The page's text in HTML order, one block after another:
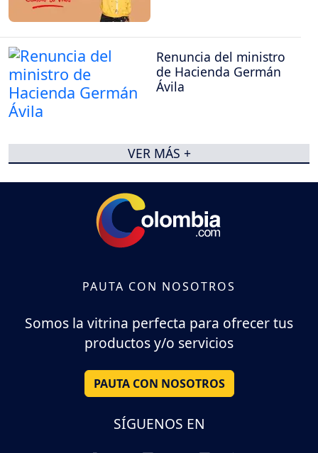
Renuncia del ministro
de Hacienda Germán
Ávila
VER MÁS +
PAUTA CON NOSOTROS
Somos la vitrina perfecta para ofrecer tus
productos y/o servicios
PAUTA CON NOSOTROS
SÍGUENOS EN